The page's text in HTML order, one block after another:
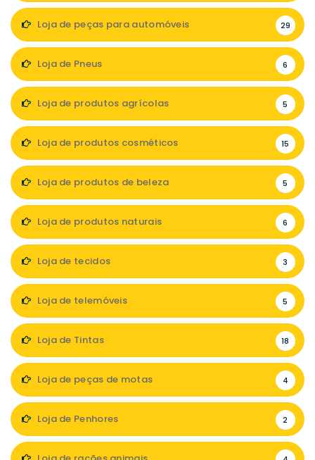
Loja de peças para automóveis 29
Loja de Pneus 6
Loja de produtos agrícolas 5
Loja de produtos cosméticos 15
Loja de produtos de beleza 5
Loja de produtos naturais 6
Loja de tecidos 3
Loja de telemóveis 5
Loja de Tintas 18
Loja de peças de motas 4
Loja de Penhores 2